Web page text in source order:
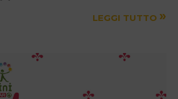
LEGGI TUTTO »